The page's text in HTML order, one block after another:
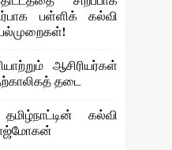
பள்ளிக் கல்வி
ஆசிரியர்கள்
தடை
கல்வி